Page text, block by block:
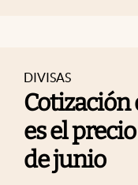
DIVISAS
Cotización
es el
de junio